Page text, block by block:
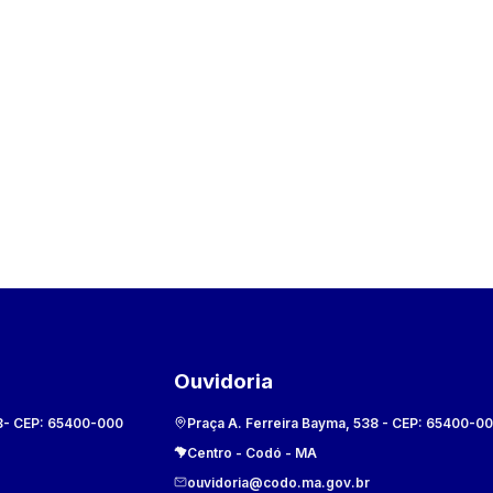
- CEP: 65400-000
Ouvidoria
Praça A. Ferreira Bayma, 538- CEP: 65400-
Centro - Codó - MA
ouvidoria@codo.ma.gov.br